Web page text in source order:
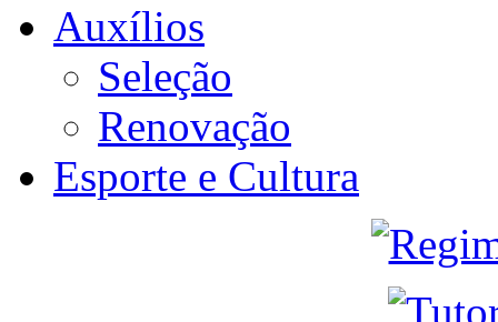
Auxílios
Seleção
Renovação
Esporte e Cultura